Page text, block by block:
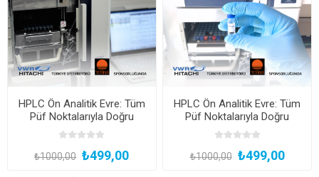
HPLC Ön Analitik Evre: Tüm
Püf Noktalarıyla Doğru
Standart ve Numune
Hazırlığı
₺1000,00 ₺499,00
HPLC Ön Analitik Evre: Tüm
Püf Noktalarıyla Doğru
Standart ve Numune
Hazırlığı
₺1000,00 ₺499,00